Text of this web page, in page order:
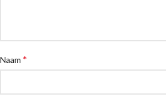
Naam *